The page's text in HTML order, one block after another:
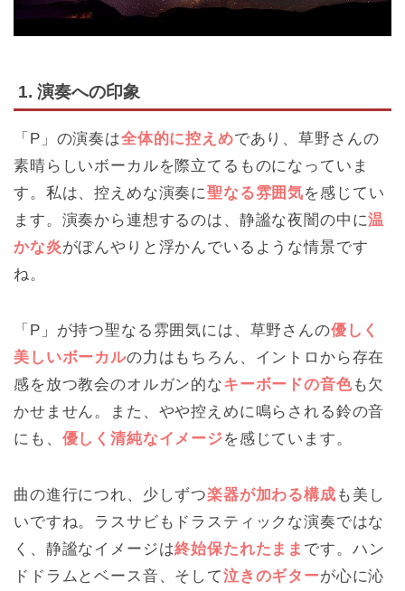
1. 演奏への印象
「P」の演奏は全体的に控えめであり、草野さんの
素晴らしいボーカルを際立てるものになっていま
す。私は、控えめな演奏に聖なる雰囲気を感じてい
ます。演奏から連想するのは、静謐な夜闇の中に温
かな炎がぼんやりと浮かんでいるような情景です
ね。
「P」が持つ聖なる雰囲気には、草野さんの優しく
美しいボーカルの力はもちろん、イントロから存在
感を放つ教会のオルガン的なキーボードの音色も欠
かせません。また、やや控えめに鳴らされる鈴の音
にも、 優しく清純なイメージを感じています。
曲の進行につれ、少しずつ楽器が加わる構成 も美し
いですね。ラスサビもドラスティックな演奏ではな
く、静謐なイメージは終始保たれたまま です。ハン
ドドラムとベース音、そして泣きのギターが心に沁